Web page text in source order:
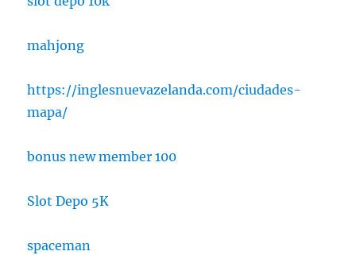
mahjong
https://inglesnuevazelanda.com/ciudades-
mapa/
bonus new member 100
Slot Depo 5K
spaceman